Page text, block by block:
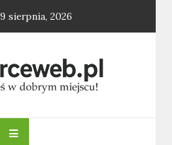
sierpnia, 2026